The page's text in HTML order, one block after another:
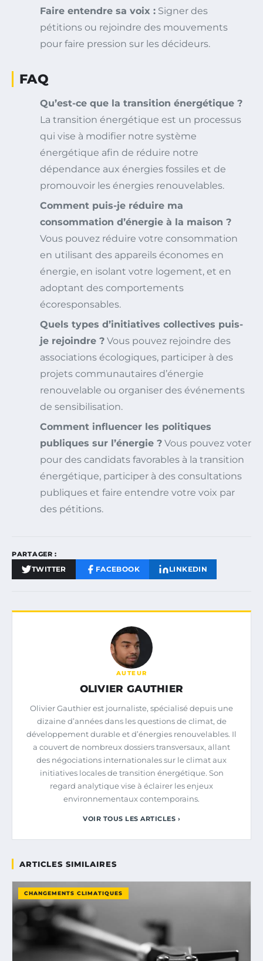
Faire entendre sa voix : Signer des
pétitions ou rejoindre des mouvements
pour faire pression sur les décideurs.
FAQ
Qu’est-ce que la transition énergétique ?
La transition énergétique est un processus
qui vise à modifier notre système
énergétique afin de réduire notre
dépendance aux énergies fossiles et de
promouvoir les énergies renouvelables.
Comment puis-je réduire ma
consommation d’énergie à la maison ?
Vous pouvez réduire votre consommation
en utilisant des appareils économes en
énergie, en isolant votre logement, et en
adoptant des comportements
écoresponsables.
Quels types d’initiatives collectives puis-
je rejoindre ? Vous pouvez rejoindre des
associations écologiques, participer à des
projets communautaires d’énergie
renouvelable ou organiser des événements
de sensibilisation.
Comment influencer les politiques
publiques sur l’énergie ? Vous pouvez voter
pour des candidats favorables à la transition
énergétique, participer à des consultations
publiques et faire entendre votre voix par
des pétitions.
PARTAGER :
TWITTER FACEBOOK LINKEDIN
AUTEUR
OLIVIER GAUTHIER
Olivier Gauthier est journaliste, spécialisé depuis une
dizaine d’années dans les questions de climat, de
développement durable et d’énergies renouvelables. Il
a couvert de nombreux dossiers transversaux, allant
des négociations internationales sur le climat aux
initiatives locales de transition énergétique. Son
regard analytique vise à éclairer les enjeux
environnementaux contemporains.
VOIR TOUS LES ARTICLES ›
ARTICLES SIMILAIRES
CHANGEMENTS CLIMATIQUES